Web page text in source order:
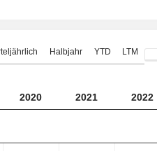
Halbjahr YTD LTM
2020 2021 2022